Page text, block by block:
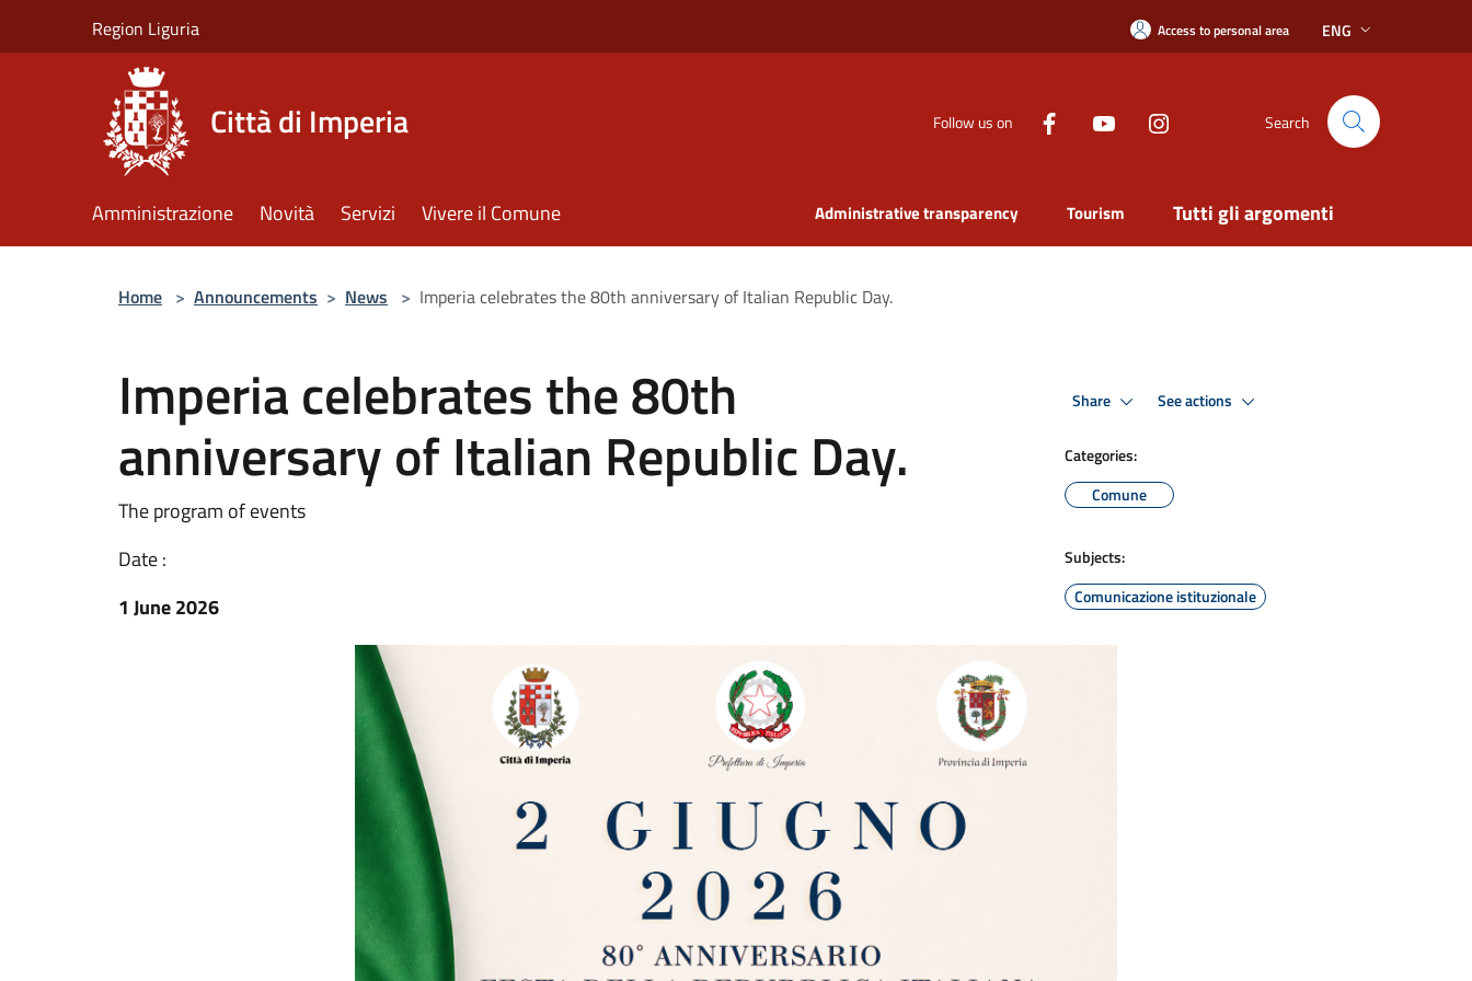
Region Liguria Access to personal area ENG
Città di Imperia Follow us on Search
Amministrazione Novità Servizi Vivere il Comune Administrative transparency Tourism Tutti gli argomenti
Home > Announcements > News > Imperia celebrates the 80th anniversary of Italian Republic Day.
Imperia celebrates the 80th
anniversary of Italian Republic Day.
The program of events
Date :
1 June 2026
Share See actions
Categories:
Comune
Subjects:
Comunicazione istituzionale